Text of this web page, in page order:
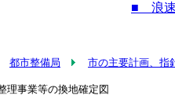
■ 浪
都市整備局 市の主要計画、指
理事業等の換地確定図